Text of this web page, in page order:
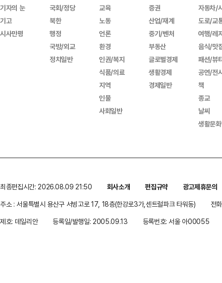
기자의 눈
기고
시사만평
국회/정당
북한
행정
국방/외교
정치일반
교육
노동
언론
환경
인권/복지
식품/의료
지역
인물
사회일반
증권
산업/재계
중기/벤처
부동산
글로벌경제
생활경제
경제일반
자동차/
도로/교
여행/레
음식/맛
패션/뷰
공연/전
책
종교
날씨
생활문
최종편집시간: 2026.08.09 21:50 회사소개 편집규약
광고제휴문의
주소 : 서울특별시 용산구 서빙고로 17, 18층(한강로3가,센트럴파크 타워동)
전
제호: 데일리안
등록일/발행일: 2005.09.13 등록번호: 서울 아00055